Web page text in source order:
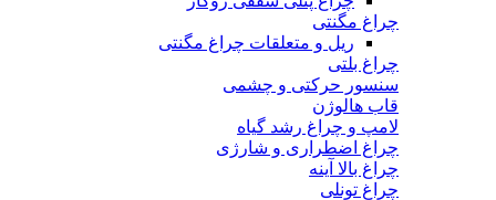
چراغ مگنتی
ریل و متعلقات چراغ مگنتی
چراغ بلتی
سنسور حرکتی و چشمی
قاب هالوژن
لامپ و چراغ رشد گیاه
چراغ اضطراری و شارژی
چراغ بالا آینه
چراغ تونلی